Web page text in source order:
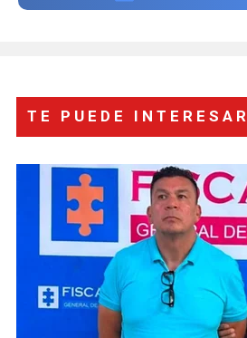
TE PUEDE INTERESAR